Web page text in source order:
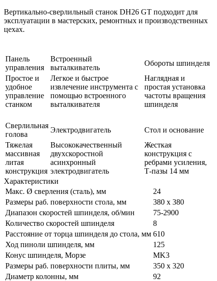
Вертикально-сверлильный станок DH26 GT подходит для
эксплуатации в мастерских, ремонтных и производственных
цехах.
Панель
управления
Встроенный
выталкиватель
Обороты шпинделя
Простое и
удобное
управление
станком
Легкое и быстрое
извлечение инструмента с
помощью встроенного
выталкивателя
Наглядная и
простая установка
частоты вращения
шпинделя
Сверлильная
голова
Электродвигатель
Стол и основание
Тяжелая
массивная
литая
конструкция
Высококачественный
двухскоростной
асинхронный
электродвигатель
Жесткая
конструкция с
ребрами усиления,
Т-пазы 14 мм
Характеристики
Макс. Ø сверления (сталь), мм
24
Размеры раб. поверхности стола, мм
380 х 380
Диапазон скоростей шпинделя, об/мин
75-2900
Количество скоростей шпинделя
8
Расстояние от торца шпинделя до стола, мм 610
Ход пиноли шпинделя, мм
125
Конус шпинделя, Морзе
MK3
Размеры раб. поверхности плиты, мм
350 х 320
Диаметр колонны, мм
92